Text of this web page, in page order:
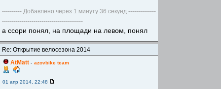
---------- Добавлено через 1 минуту 36 секунд --------------
-----------------------------------------
а ссори понял, на площади на левом, понял
Re: Открытие велосезона 2014
AtMatt - azovbike team
01 апр 2014, 22:48